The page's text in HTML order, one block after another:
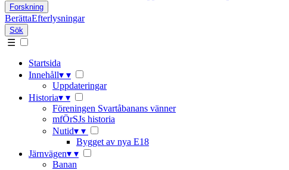
Forskning
BerättaEfterlysningar
Sök
☰
Startsida
Innehåll▾ ▾
Uppdateringar
Historia▾ ▾
Föreningen Svartåbanans vänner
mfÖrSJs historia
Nutid▾ ▾
Bygget av nya E18
Järnvägen▾ ▾
Banan